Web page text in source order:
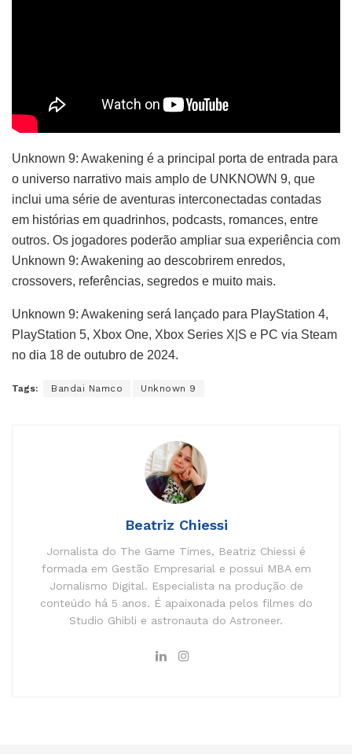
Unknown 9: Awakening é a principal porta de entrada para
o universo narrativo mais amplo de UNKNOWN 9, que
inclui uma série de aventuras interconectadas contadas
em histórias em quadrinhos, podcasts, romances, entre
outros. Os jogadores poderão ampliar sua experiência com
Unknown 9: Awakening ao descobrirem enredos,
crossovers, referências, segredos e muito mais.
Unknown 9: Awakening será lançado para PlayStation 4,
PlayStation 5, Xbox One, Xbox Series X|S e PC via Steam
no dia 18 de outubro de 2024.
Tags: Bandai Namco Unknown 9
Beatriz Chiessi
Jornalista do The Game Times, Beatriz Chiessi é
formada em Gestão Empresarial e possui MBA em
Jornalismo Digital. Especialista na produção de
conteúdo há 5 anos. É apaixonada pelos filmes do
Studio Ghibli e astronauta do Astroneer.